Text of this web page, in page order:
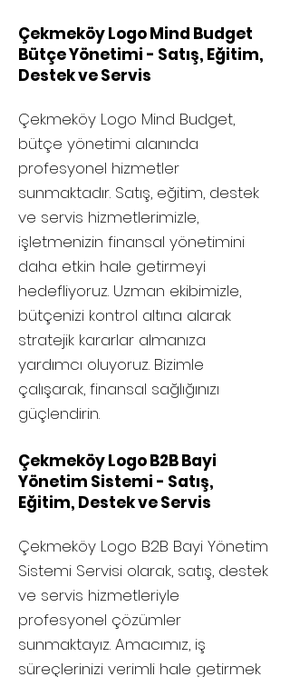
Çekmeköy Logo Mind Budget
Bütçe Yönetimi - Satış, Eğitim,
Destek ve Servis
Çekmeköy Logo Mind Budget,
bütçe yönetimi alanında
profesyonel hizmetler
sunmaktadır. Satış, eğitim, destek
ve servis hizmetlerimizle,
işletmenizin finansal yönetimini
daha etkin hale getirmeyi
hedefliyoruz. Uzman ekibimizle,
bütçenizi kontrol altına alarak
stratejik kararlar almanıza
yardımcı oluyoruz. Bizimle
çalışarak, finansal sağlığınızı
güçlendirin.
Çekmeköy Logo B2B Bayi
Yönetim Sistemi - Satış,
Eğitim, Destek ve Servis
Çekmeköy Logo B2B Bayi Yönetim
Sistemi Servisi olarak, satış, destek
ve servis hizmetleriyle
profesyonel çözümler
sunmaktayız. Amacımız, iş
süreçlerinizi verimli hale getirmek